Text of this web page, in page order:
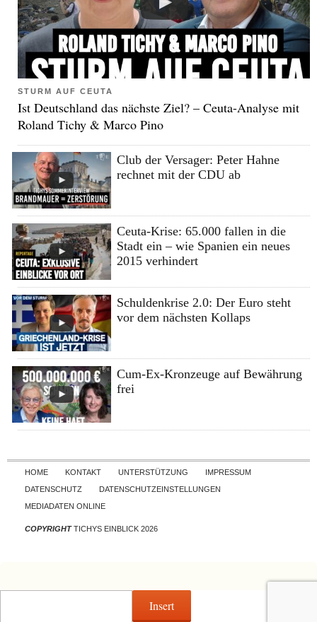
STURM AUF CEUTA
Ist Deutschland das nächste Ziel? – Ceuta-Analyse mit
Roland Tichy & Marco Pino
Club der Versager: Peter Hahne
rechnet mit der CDU ab
Ceuta-Krise: 65.000 fallen in die
Stadt ein – wie Spanien ein neues
2015 verhindert
Schuldenkrise 2.0: Der Euro steht
vor dem nächsten Kollaps
Cum-Ex-Kronzeuge auf Bewährung
frei
Skip to content
HOME KONTAKT UNTERSTÜTZUNG
IMPRESSUM
DATENSCHUTZ
DATENSCHUTZEINSTELLUNGEN
MEDIADATEN ONLINE
COPYRIGHTTICHYS EINBLICK 2026
Insert